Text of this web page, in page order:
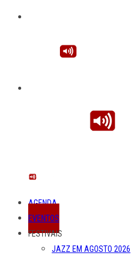
AGENDA
EVENTOS
FESTIVAIS
JAZZ EM AGOSTO 2026